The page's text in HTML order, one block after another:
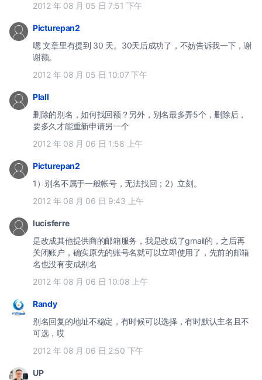
2012 年 08 月 05 日 7:51 下午
Picturepan2
嗯 文章里有提到 30 天。30天后成功了，不妨告诉我一下，谢
谢额。
2012 年 08 月 05 日 10:07 下午
Plall
删除的别名，如何找回额？另外，别名最多弄5个，删除后，
要多久才能重新申请另一个
2012 年 08 月 06 日 1:58 上午
Picturepan2
1）别名不属于一般帐号，无法找回；2）立刻。
2012 年 08 月 06 日 9:43 上午
lucisferre
是改成其他提供商的邮箱服务，我是改成了gmail的，之后再
关闭账户，确实原先的账号名就可以立即使用了，先前的邮箱
名也没有变成别名
2012 年 08 月 06 日 10:08 上午
Randy
别名回复的地址不稳定，有时候可以选择，有时默认主名且不
可选，哎
2012 年 08 月 06 日 2:50 下午
UP